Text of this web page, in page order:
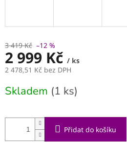
3 419 Kč –12 %
2 999 Kč / ks
2 478,51 Kč bez DPH
cena:
Skladem (1 ks)
Přidat do košíku